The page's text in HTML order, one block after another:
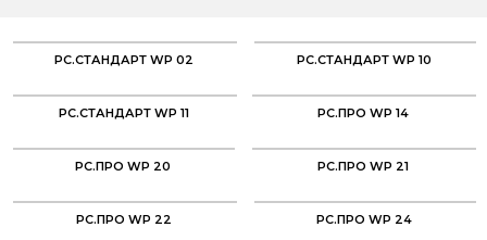
РС.СТАНДАРТ WP 02 РС.СТАНДАРТ WP 10
РС.СТАНДАРТ WP 11 РС.ПРО WP 14
РС.ПРО WP 20 РС.ПРО WP 21
РС.ПРО WP 22 РС.ПРО WP 24